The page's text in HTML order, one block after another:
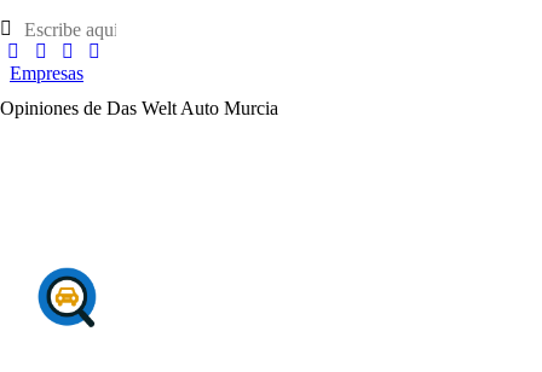
Empresas
Opiniones de Das Welt Auto Murcia